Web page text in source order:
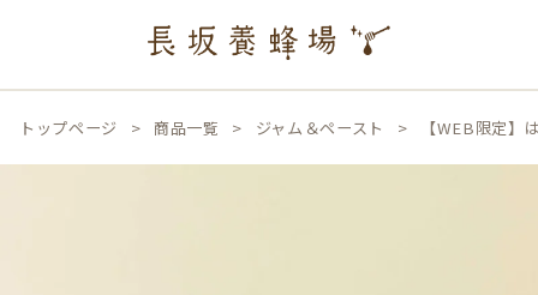
トップページ 商品一覧 ジャム＆ペースト 【WEB限定】